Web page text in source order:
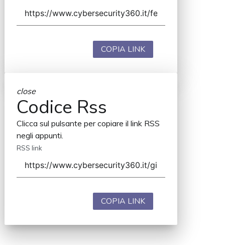
COPIA LINK
close
Codice Rss
Clicca sul pulsante per copiare il link RSS
negli appunti.
RSS link
COPIA LINK